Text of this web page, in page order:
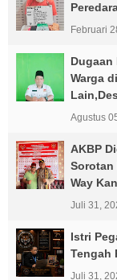
Februari
Dugaan
Warga
Agustus
AKBP
Sorotan
Way
Juli 31,
Istri
Tengah
Juli 31,